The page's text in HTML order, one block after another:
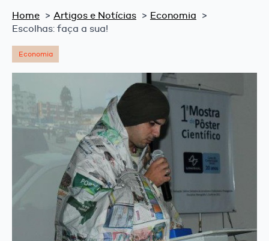
Home Artigos e Notícias
Economia
Escolhas: faça a sua!
Economia